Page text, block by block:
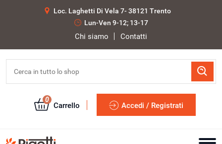
Loc. Laghetti Di Vela 7- 38121 Trento
Lun-Ven 9-12; 13-17
Chi siamo Contatti
0
Carrello Accedi / Registrati